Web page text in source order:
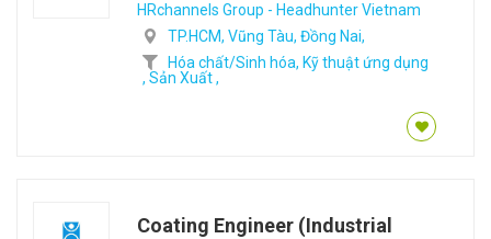
HRchannels Group - Headhunter Vietnam
TP.HCM, Vũng Tàu, Đồng Nai,
Hóa chất/Sinh hóa, Kỹ thuật ứng dụng
, Sản Xuất ,
Coating Engineer (Industrial